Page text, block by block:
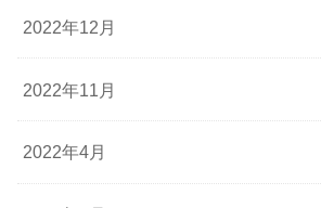
2022年12月
2022年11月
2022年4月